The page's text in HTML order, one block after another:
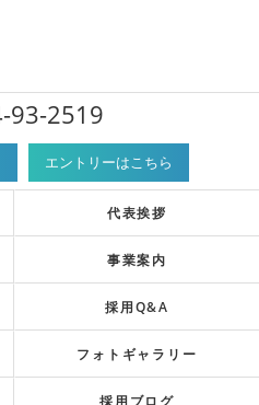
93-2519
エントリーはこちら
代表挨拶
事業案内
採用Q&A
フォトギャラリー
採用ブログ